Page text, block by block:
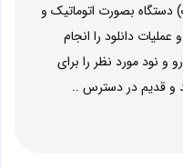
دستگاه بصورت اتوماتیک و
دانلود را انجام
و نود مورد نظر را برای
و قدیم در دسترس ..